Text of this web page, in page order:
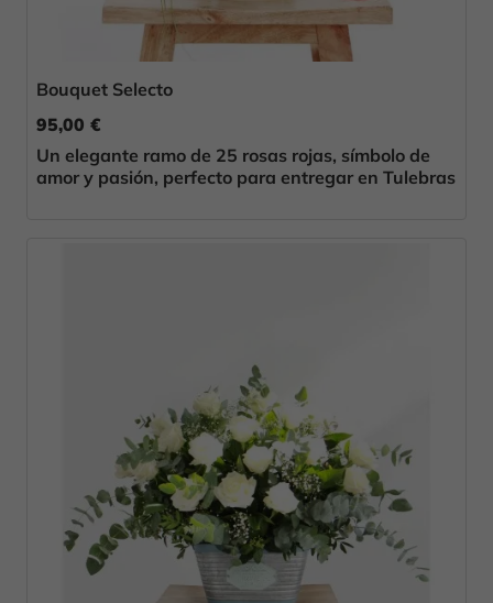
Bouquet Selecto
95,00 €
Un elegante ramo de 25 rosas rojas, símbolo de
amor y pasión, perfecto para entregar en Tulebras